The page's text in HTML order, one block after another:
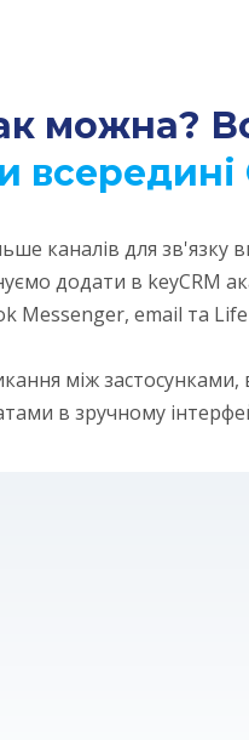
можна?
всередині
каналів для зв'язку
додати в keyCRM
Messenger, email та
між
в зручному